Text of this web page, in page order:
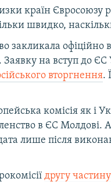
країн
швидко,
закликала офіційно
на вступ до
вторгнення.
комісія як і
в ЄС Молдові.
лише після
другу